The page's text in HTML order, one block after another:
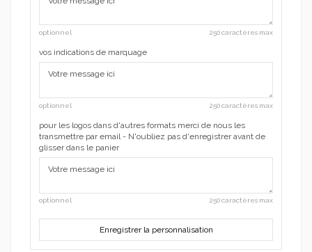
optionnel 250 caractères max
vos indications de marquage
optionnel 250 caractères max
pour les logos dans d'autres formats merci de nous les
transmettre par email - N'oubliez pas d'enregistrer avant de
glisser dans le panier
optionnel 250 caractères max
Enregistrer la personnalisation